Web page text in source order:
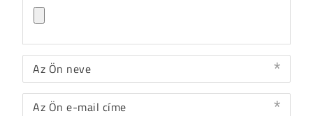
Az Ön neve
Az Ön e-mail címe